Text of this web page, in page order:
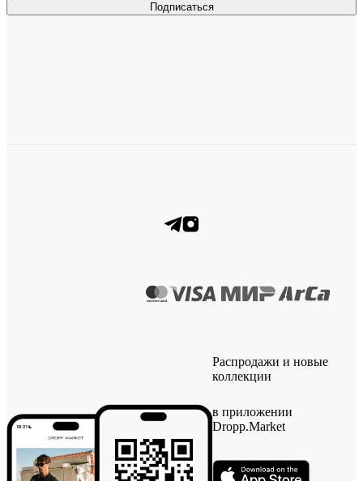
Подписаться
Распродажи и новые
коллекции
в приложении
Dropp.Market